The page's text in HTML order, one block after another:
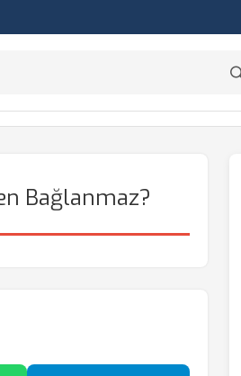
Bağlanmaz?